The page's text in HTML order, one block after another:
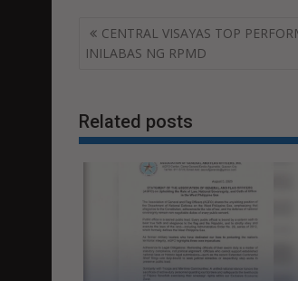
Post
navigation
CENTRAL VISAYAS TOP
INILABAS NG RPMD
Related posts